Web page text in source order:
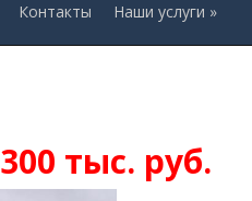
Контакты Наши услуги »
300 тыс. руб.